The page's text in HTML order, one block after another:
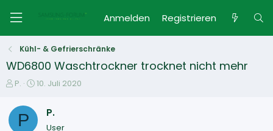
Anmelden Registrieren
Kühl- & Gefrierschränke
WD6800 Waschtrockner trocknet nicht mehr
E
s
P.
E
t
10. Juli 2020
P P.
User